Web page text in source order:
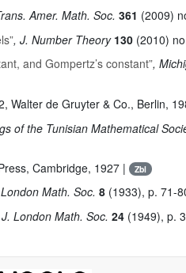
Amer. Math. Soc. 361 (2009)
, J. Number Theory130 (2010)
and Gompertz’s constant”,
, Walter de Gruyter & Co., Berlin,
of the Tunisian Mathematical
Cambridge, 1927 | Zbl
Math. Soc. 8 (1933), p. 71-
London Math. Soc. 24 (1949), p.